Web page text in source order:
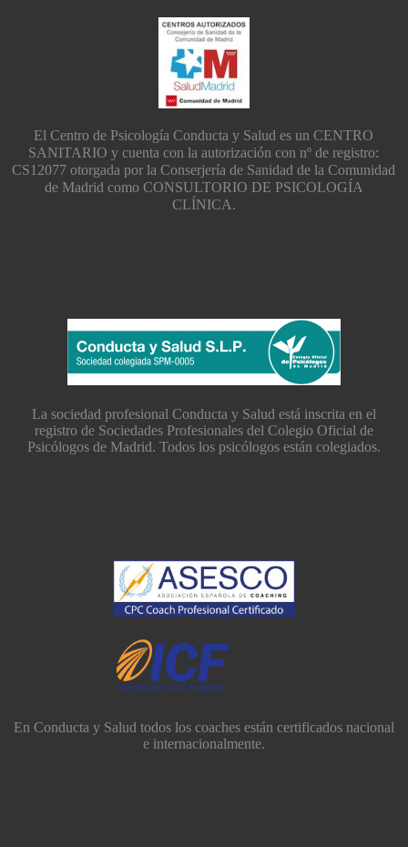
El Centro de Psicología Conducta y Salud es un CENTRO
SANITARIO y cuenta con la autorización con nº de registro:
CS12077 otorgada por la Conserjería de Sanidad de la Comunidad
de Madrid como CONSULTORIO DE PSICOLOGÍA
CLÍNICA.
La sociedad profesional Conducta y Salud está inscrita en el
registro de Sociedades Profesionales del Colegio Oficial de
Psicólogos de Madrid. Todos los psicólogos están colegiados.
En Conducta y Salud todos los coaches están certificados nacional
e internacionalmente.